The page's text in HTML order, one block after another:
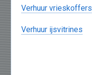
Verhuur vrieskoffers
Verhuur ijsvitrines